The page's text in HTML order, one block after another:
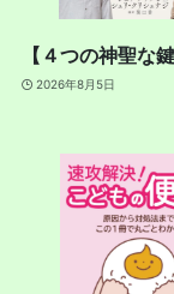
【４つの神聖な鍵
2026年8月5日